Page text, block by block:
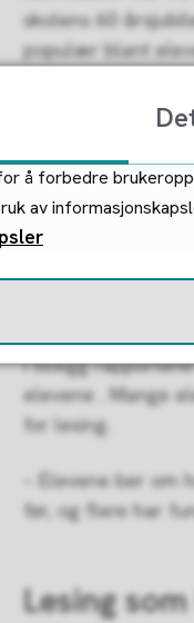
skolens 60-
populær blant
Tydelige
Utlånet ved
16.570 i 2025, en
Samtidig viser
I tillegg
elevene . Mange
for lesing.
– Elevene ber
før, og flere har
Lesing
å forbedre
av